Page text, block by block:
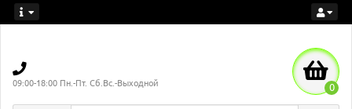
09:00-18:00 Пн.-Пт. Сб.Вс.-Выходной 0